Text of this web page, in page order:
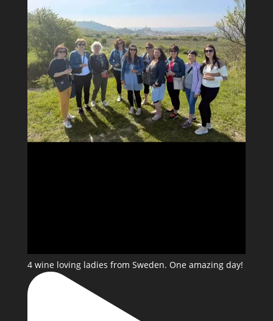
4 wine loving ladies from Sweden. One amazing day!